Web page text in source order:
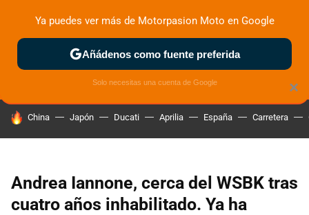
ZONA DE PRUEBAS DEPORTIVAS MOTOS ELÉCTRICAS
HOY SE HABLA DE
China Japón Ducati Aprilia España Carretera
Andrea Iannone, cerca del WSBK tras
cuatro años inhabilitado. Ya ha
×
Ya puedes ver más de Motorpasion Moto en Google
Añádenos como fuente preferida
Solo necesitas una cuenta de Google